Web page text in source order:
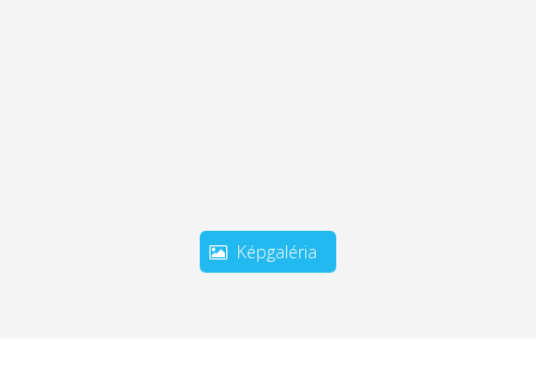
Képgaléria